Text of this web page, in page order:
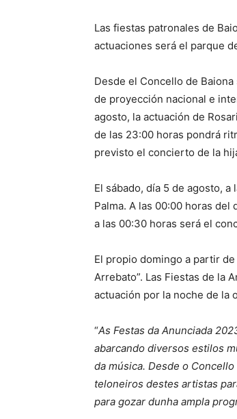
Las fiestas patronales de
actuaciones será el parque de
Desde el Concello de
de proyección nacional e
agosto, la actuación de
de las 23:00 horas pondrá
previsto el concierto de la
El sábado, día 5 de agosto,
Palma. A las 00:00 horas
a las 00:30 horas será el
El propio domingo a partir
Arrebato”. Las Fiestas de la
actuación por la noche de la
“As Festas da Anunciada
abarcando diversos estilos
da música. Desde o
teloneiros destes artistas
para gozar dunha ampla